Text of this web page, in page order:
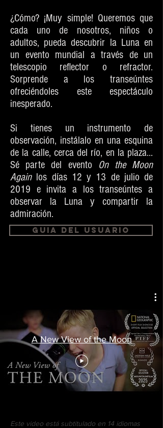
¿Cómo? ¡Muy simple! Queremos que
cada uno de nosotros, niños o
adultos, pueda descubrir la Luna en
un evento mundial a través de un
telescopio reflector o refractor.
Sorprende a los transeúntes
ofreciéndoles este espectáculo
inesperado.
Si tienes un instrumento de
observación, instálalo en una esquina
de la calle, cerca del río, en la plaza…
Sé parte del evento
On the Moon
Againlos días 12 y 13 de julio de
2019 e invita a los transeúntes a
observar la Luna y compartir la
admiración.
GUIA DEl usuario
A New View of the Moon
Este video está subtitulado en 14 idiomas